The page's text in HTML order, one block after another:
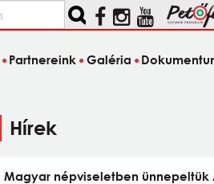
Partnereink Galéria
Hírek
Magyar népviseletben ünnepeltük